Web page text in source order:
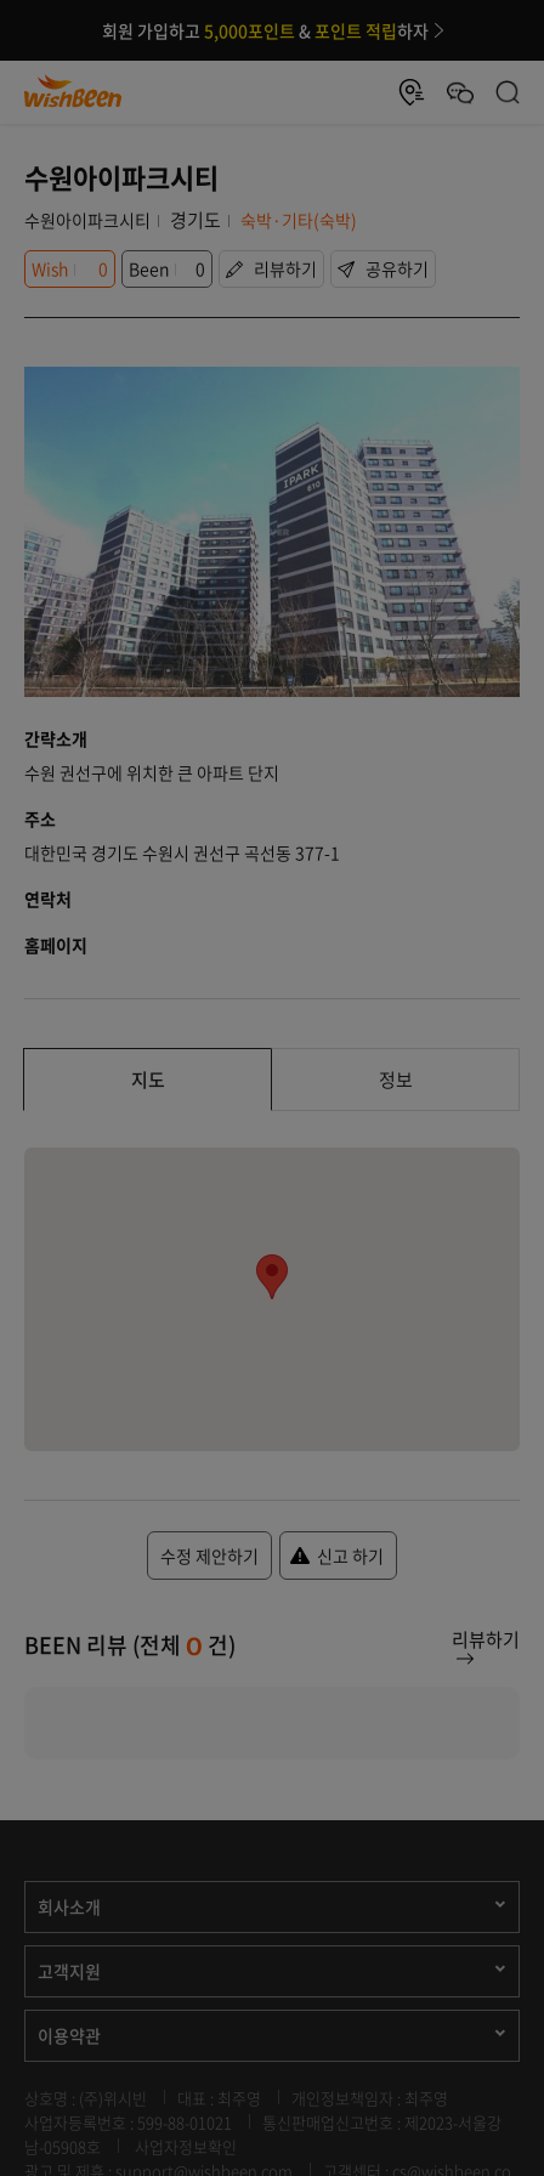
회원 가입하고 5,000포인트 &포인트 적립하자
수원아이파크시티
수원아이파크시티 경기도
숙박·기타(숙박)
Wish
0 Been 0 리뷰하기 공유하기
간략소개
수원 권선구에 위치한 큰 아파트 단지
주소
대한민국 경기도 수원시 권선구 곡선동 377-1
연락처
홈페이지
지도 정보
수정 제안하기 신고 하기
BEEN 리뷰 (전체 0 건) 리뷰하기
회사소개
고객지원
이용약관
상호명 : (주)위시빈 대표 : 최주영
개인정보책임자 : 최주영
사업자등록번호 : 599-88-01021
통신판매업신고번호 : 제2023-서울강
남-05908호
사업자정보확인
광고 및 제휴 : support@wishbeen.com 고객센터 : cs@wishbeen.co